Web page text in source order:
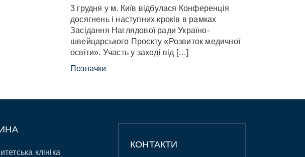
3 грудня у м. Київ відбулася Конференція
досягнень і наступних кроків в рамках
Засідання Наглядової ради Україно-
швейцарського Проєкту «Розвиток медичної
освіти». Участь у заході від […]
Позначки
клініка
КОНТАКТИ